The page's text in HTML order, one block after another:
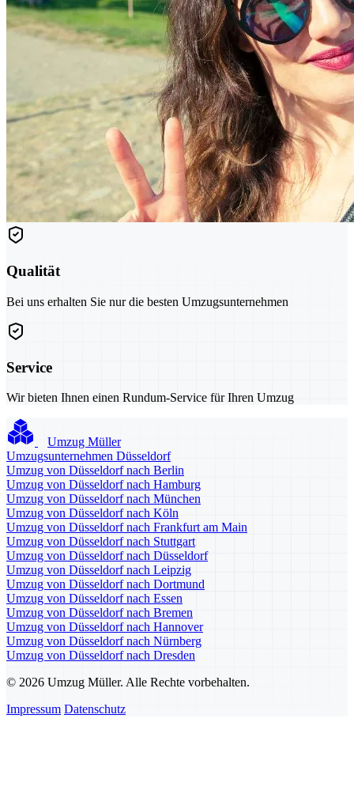
Qualität
Bei uns erhalten Sie nur die besten Umzugsunternehmen
Service
Wir bieten Ihnen einen Rundum-Service für Ihren Umzug
Umzug Müller
Umzugsunternehmen Düsseldorf
Umzug von Düsseldorf nach Berlin
Umzug von Düsseldorf nach Hamburg
Umzug von Düsseldorf nach München
Umzug von Düsseldorf nach Köln
Umzug von Düsseldorf nach Frankfurt am Main
Umzug von Düsseldorf nach Stuttgart
Umzug von Düsseldorf nach Düsseldorf
Umzug von Düsseldorf nach Leipzig
Umzug von Düsseldorf nach Dortmund
Umzug von Düsseldorf nach Essen
Umzug von Düsseldorf nach Bremen
Umzug von Düsseldorf nach Hannover
Umzug von Düsseldorf nach Nürnberg
Umzug von Düsseldorf nach Dresden
© 2026 Umzug Müller. Alle Rechte vorbehalten.
Impressum Datenschutz